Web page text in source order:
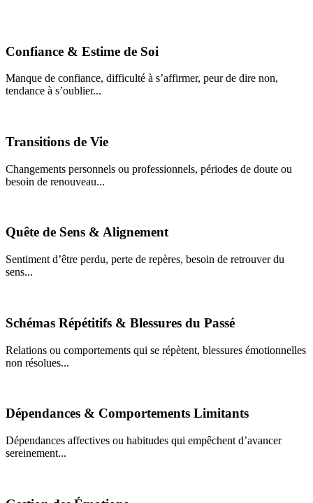
Confiance & Estime de Soi
Manque de confiance, difficulté à s’affirmer, peur de dire non,
tendance à s’oublier...
Transitions de Vie
Changements personnels ou professionnels, périodes de doute ou
besoin de renouveau...
Quête de Sens & Alignement
Sentiment d’être perdu, perte de repères, besoin de retrouver du
sens...
Schémas Répétitifs & Blessures du Passé
Relations ou comportements qui se répètent, blessures émotionnelles
non résolues...
Dépendances & Comportements Limitants
Dépendances affectives ou habitudes qui empêchent d’avancer
sereinement...